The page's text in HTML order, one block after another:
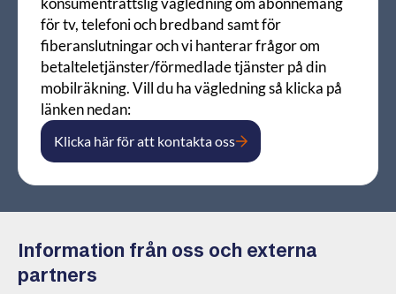
konsumenträttslig vägledning om abonnemang
för tv, telefoni och bredband samt för
fiberanslutningar och vi hanterar frågor om
betalteletjänster/förmedlade tjänster på din
mobilräkning. Vill du ha vägledning så klicka på
länken nedan:
Klicka här för att kontakta oss
Information från oss och externa
partners